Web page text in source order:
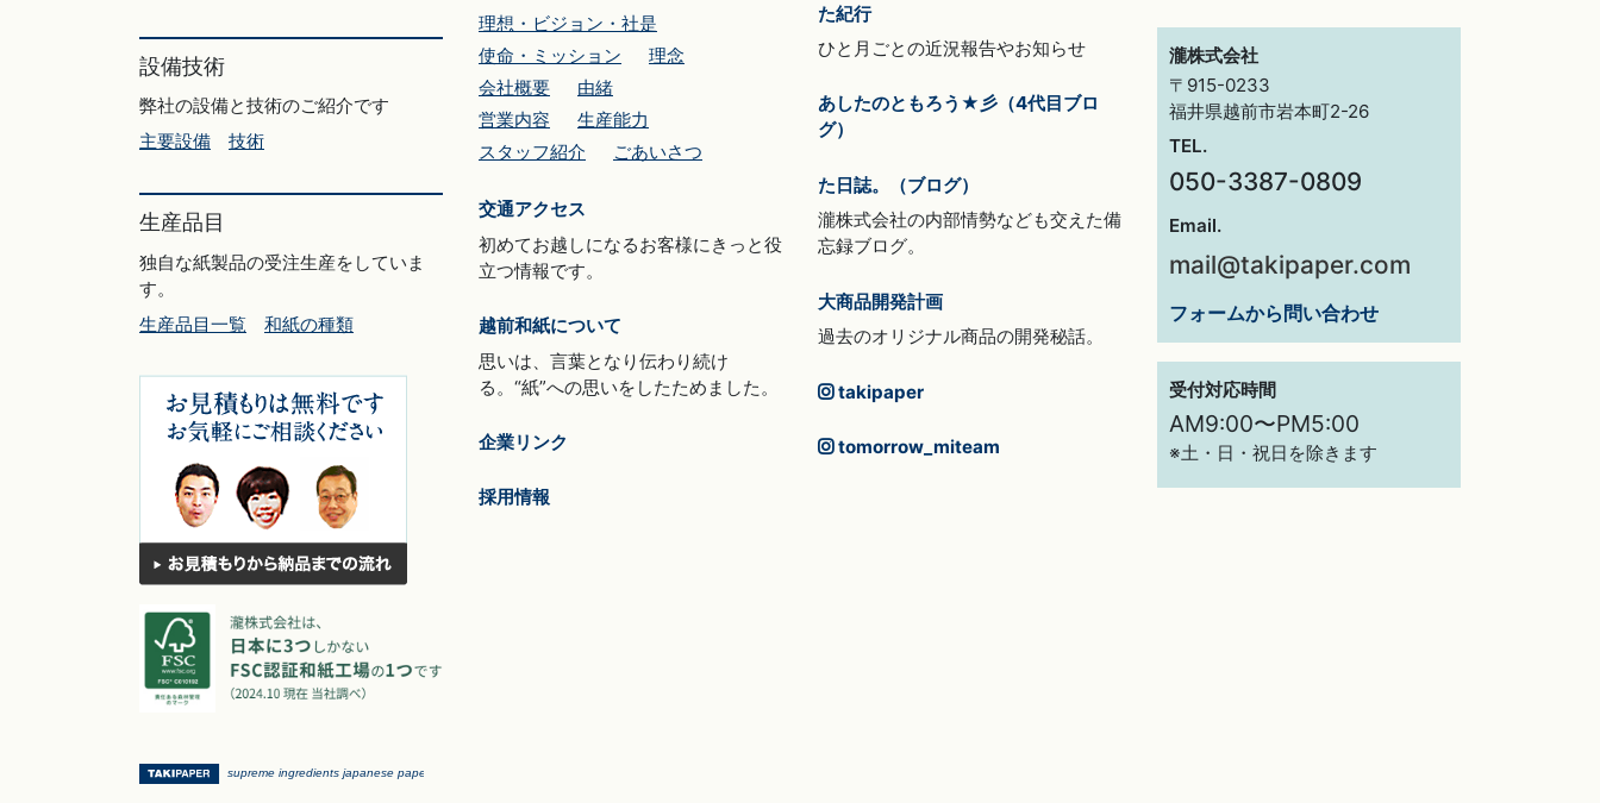
設備技術
弊社の設備と技術のご紹介です
主要設備
技術
生産品目
独自な紙製品の受注生産をしていま
す。
生産品目一覧
和紙の種類
理想・ビジョン・社是
使命・ミッション
理念
会社概要
由緒
営業内容
生産能力
スタッフ紹介
ごあいさつ
交通アクセス
初めてお越しになるお客様にきっと役
立つ情報です。
越前和紙について
思いは、言葉となり伝わり続け
る。“紙”への思いをしたためました。
企業リンク
採用情報
た紀行
ひと月ごとの近況報告やお知らせ
あしたのともろう★彡（4代目ブロ
グ）
た日誌。（ブログ）
瀧株式会社の内部情勢なども交えた備
忘録ブログ。
大商品開発計画
過去のオリジナル商品の開発秘話。
takipaper
tomorrow_miteam
瀧株式会社
〒915-0233
福井県越前市岩本町2-26
TEL.
050-3387-0809
Email.
mail@takipaper.com
フォームから問い合わせ
受付対応時間
AM9:00〜PM5:00
※土・日・祝日を除きます